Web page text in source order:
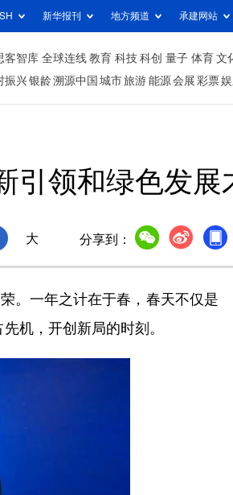
新华报刊 地方频道 承建网站
客智库 全球连线 教育 科技 科创 量子 体育 文
振兴银龄溯源中国 城市旅游 能源 会展 彩票
引领和绿色发展
大 分享到：
。一年之计在于春，春天不仅是
机，开创新局的时刻。